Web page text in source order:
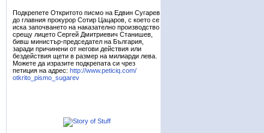
Подкрепете Откритото писмо на Едвин Сугарев
до главния прокурор Сотир Цацаров, с което се
иска започването на наказателно производство
срещу лицето Сергей Дмитриевич Станишев,
бивш министър-председател на България,
заради причинени от негови действия или
бездействия щети в размер на милиарди лева.
Можете да изразите подкрепата си чрез
петиция на адрес: http://www.peticiq.com/
otkrito_pismo_sugarev